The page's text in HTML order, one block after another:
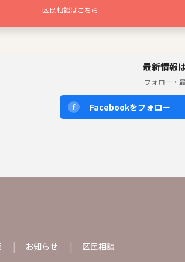
区民相談はこちら
最新情報
フォロー・
f Facebookをフォロー
お知らせ 区民相談